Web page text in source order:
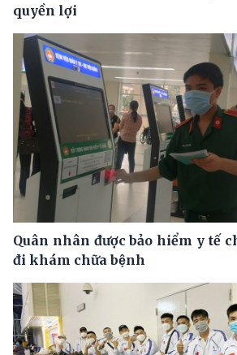
quyền lợi
Quân nhân được bảo hiểm y tế
đi khám chữa bệnh